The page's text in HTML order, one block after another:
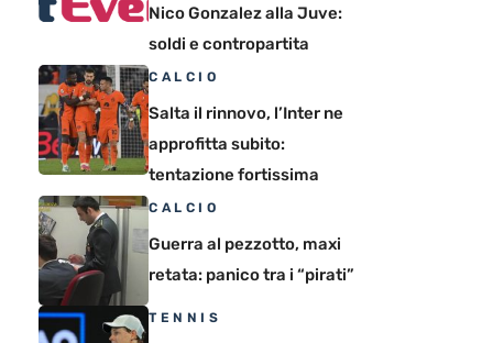
Nico Gonzalez alla Juve:
soldi e contropartita
CALCIO
Salta il rinnovo, l’Inter ne
approfitta subito:
tentazione fortissima
CALCIO
Guerra al pezzotto, maxi
retata: panico tra i “pirati”
TENNIS